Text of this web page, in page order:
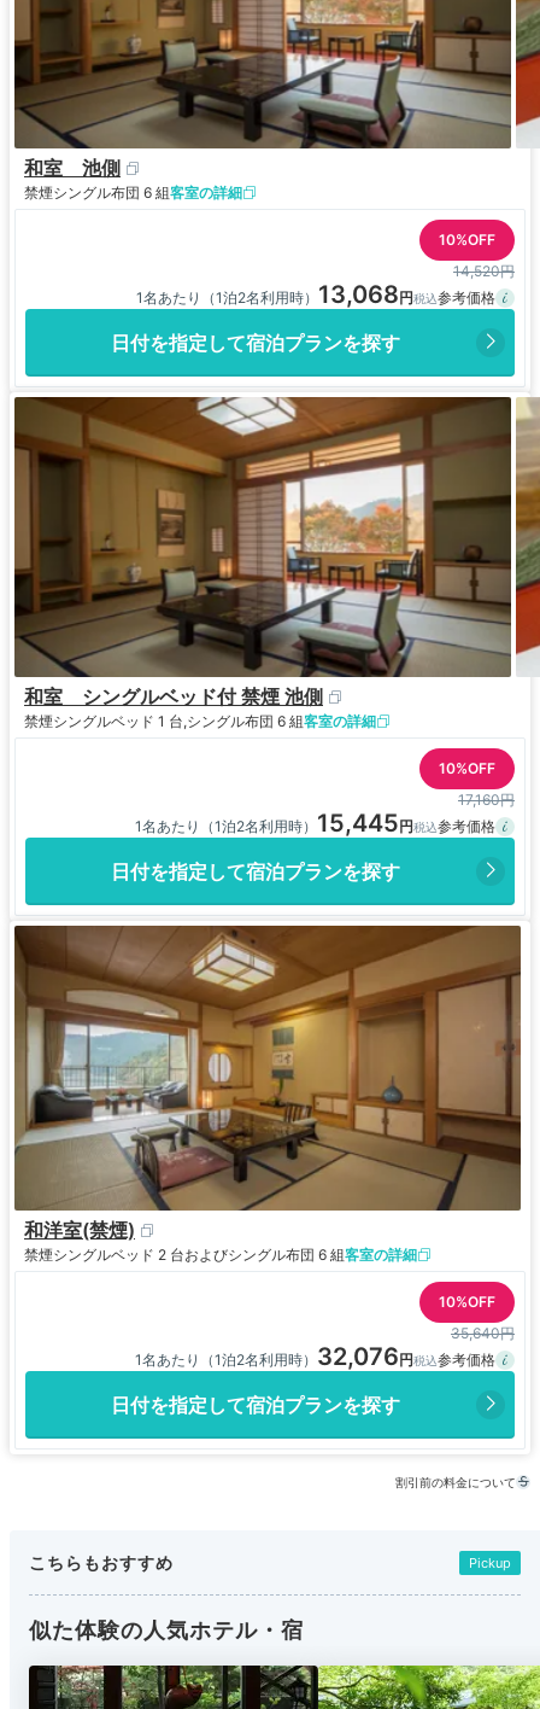
和室 池側
禁煙シングル布団 6 組客室の詳細
10%OFF
14,520円
1名あたり（1泊2名利用時） 13,068
日付を指定して宿泊プランを探す
和室 シングルベッド付 禁煙 池側
禁煙シングルベッド 1 台,シングル布団 6 組客室の詳細
10%OFF
17,160円
1名あたり（1泊2名利用時） 15,445
日付を指定して宿泊プランを探す
和洋室(禁煙)
禁煙シングルベッド 2 台およびシングル布団 6 組客室の詳細
10%OFF
35,640円
1名あたり（1泊2名利用時） 32,076
日付を指定して宿泊プランを探す
割引前の料金について
こちらもおすすめ Pickup
似た体験の人気ホテル・宿